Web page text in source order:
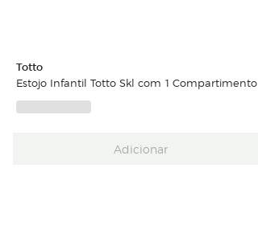
Totto
Estojo Infantil Totto Skl com 1 Compartimento
Adicionar